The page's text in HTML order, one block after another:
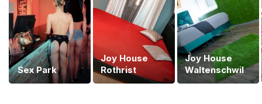
Sex Park
Joy House
Rothrist
Joy House
Waltenschwil